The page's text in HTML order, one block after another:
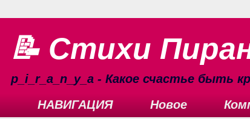
📝 Стихи
p_i_r_a_n_y_a - Какое счастье быть
НАВИГАЦИЯ
Новое